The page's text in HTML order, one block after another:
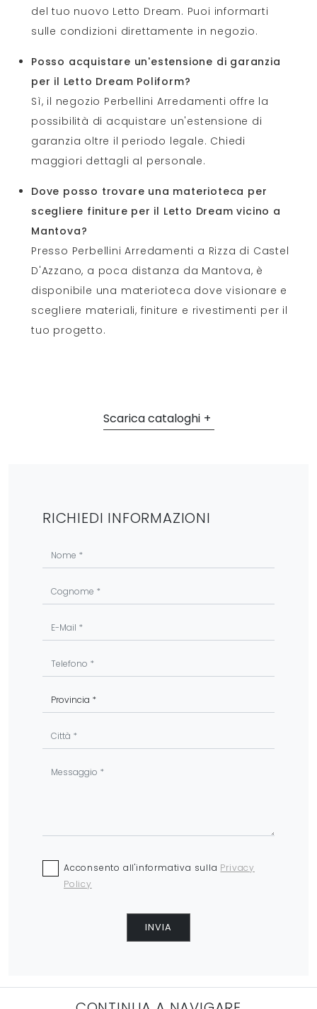
del tuo nuovo Letto Dream. Puoi informarti
sulle condizioni direttamente in negozio.
Posso acquistare un'estensione di garanzia
per il Letto Dream Poliform?
Sì, il negozio Perbellini Arredamenti offre la
possibilità di acquistare un'estensione di
garanzia oltre il periodo legale. Chiedi
maggiori dettagli al personale.
Dove posso trovare una materioteca per
scegliere finiture per il Letto Dream vicino a
Mantova?
Presso Perbellini Arredamenti a Rizza di Castel
D'Azzano, a poca distanza da Mantova, è
disponibile una materioteca dove visionare e
scegliere materiali, finiture e rivestimenti per il
tuo progetto.
Scarica cataloghi
RICHIEDI INFORMAZIONI
Acconsento all'informativa sulla Privacy
Policy
INVIA